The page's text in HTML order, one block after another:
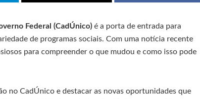
Federal (CadÚnico) é a porta de entrada para
de programas sociais. Com uma notícia recente
para compreender o que mudou e como isso pode
no CadÚnico e destacar as novas oportunidades que